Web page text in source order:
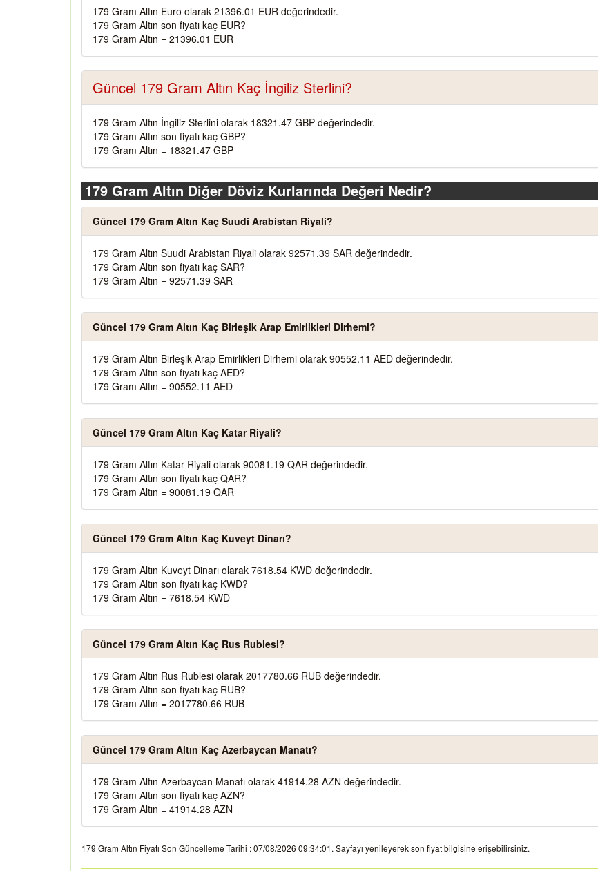
179 Gram Altın Euro olarak 21396.01 EUR değerindedir.
179 Gram Altın son fiyatı kaç EUR?
179 Gram Altın = 21396.01 EUR
Güncel 179 Gram Altın Kaç İngiliz Sterlini?
179 Gram Altın İngiliz Sterlini olarak 18321.47 GBP değerindedir.
179 Gram Altın son fiyatı kaç GBP?
179 Gram Altın = 18321.47 GBP
179 Gram Altın Diğer Döviz Kurlarında Değeri Nedir?
Güncel 179 Gram Altın Kaç Suudi Arabistan Riyali?
179 Gram Altın Suudi Arabistan Riyali olarak 92571.39 SAR değerindedir.
179 Gram Altın son fiyatı kaç SAR?
179 Gram Altın = 92571.39 SAR
Güncel 179 Gram Altın Kaç Birleşik Arap Emirlikleri Dirhemi?
179 Gram Altın Birleşik Arap Emirlikleri Dirhemi olarak 90552.11 AED değerindedir.
179 Gram Altın son fiyatı kaç AED?
179 Gram Altın = 90552.11 AED
Güncel 179 Gram Altın Kaç Katar Riyali?
179 Gram Altın Katar Riyali olarak 90081.19 QAR değerindedir.
179 Gram Altın son fiyatı kaç QAR?
179 Gram Altın = 90081.19 QAR
Güncel 179 Gram Altın Kaç Kuveyt Dinarı?
179 Gram Altın Kuveyt Dinarı olarak 7618.54 KWD değerindedir.
179 Gram Altın son fiyatı kaç KWD?
179 Gram Altın = 7618.54 KWD
Güncel 179 Gram Altın Kaç Rus Rublesi?
179 Gram Altın Rus Rublesi olarak 2017780.66 RUB değerindedir.
179 Gram Altın son fiyatı kaç RUB?
179 Gram Altın = 2017780.66 RUB
Güncel 179 Gram Altın Kaç Azerbaycan Manatı?
179 Gram Altın Azerbaycan Manatı olarak 41914.28 AZN değerindedir.
179 Gram Altın son fiyatı kaç AZN?
179 Gram Altın = 41914.28 AZN
179 Gram Altın Fiyatı Son Güncelleme Tarihi : 07/08/2026 09:34:01. Sayfayı yenileyerek son fiyat bilgisine erişebilirsiniz.